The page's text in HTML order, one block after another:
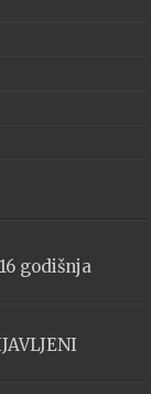
godišnja